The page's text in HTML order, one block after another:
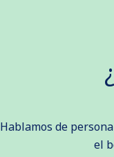
Hablamos de
el